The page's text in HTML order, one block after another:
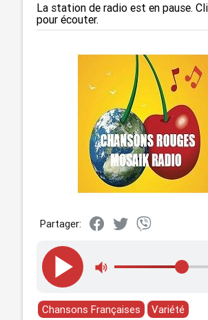
La station de radio est en pause.
pour écouter.
Partager:
Chansons Françaises
Variété